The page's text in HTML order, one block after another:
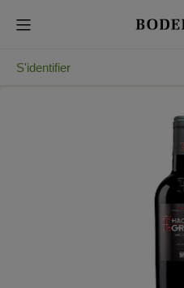
S'identifier